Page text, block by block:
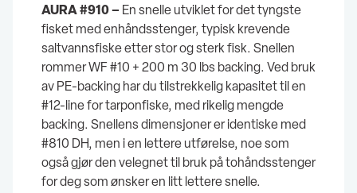
AURA #910 –En snelle utviklet for det tyngste
fisket med enhåndsstenger, typisk krevende
saltvannsfiske etter stor og sterk fisk. Snellen
rommer WF #10 + 200 m 30 lbs backing. Ved bruk
av PE-backing har du tilstrekkelig kapasitet til en
#12-line for tarponfiske, med rikelig mengde
backing. Snellens dimensjoner er identiske med
#810 DH, men i en lettere utførelse, noe som
også gjør den velegnet til bruk på tohåndsstenger
for deg som ønsker en litt lettere snelle.